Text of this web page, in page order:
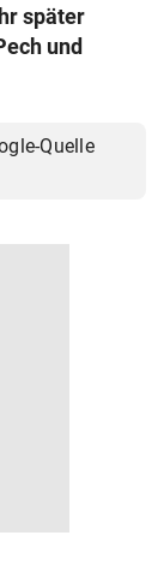
später
und
Quelle